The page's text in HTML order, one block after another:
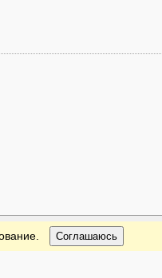
Соглашаюсь